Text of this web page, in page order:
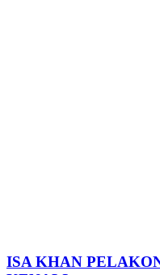
ISA KHAN